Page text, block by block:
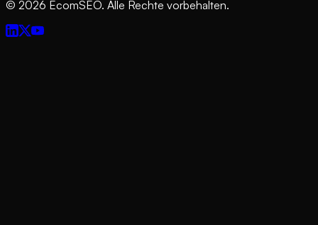
© 2026 EcomSEO. Alle Rechte vorbehalten.